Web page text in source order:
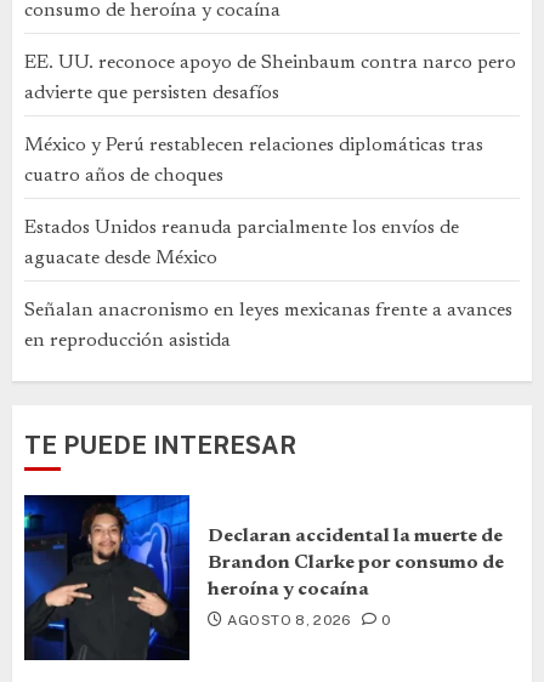
consumo de heroína y cocaína
EE. UU. reconoce apoyo de Sheinbaum contra narco pero
advierte que persisten desafíos
México y Perú restablecen relaciones diplomáticas tras
cuatro años de choques
Estados Unidos reanuda parcialmente los envíos de
aguacate desde México
Señalan anacronismo en leyes mexicanas frente a avances
en reproducción asistida
TE PUEDE INTERESAR
Declaran accidental la muerte de
Brandon Clarke por consumo de
heroína y cocaína
AGOSTO 8, 2026 0